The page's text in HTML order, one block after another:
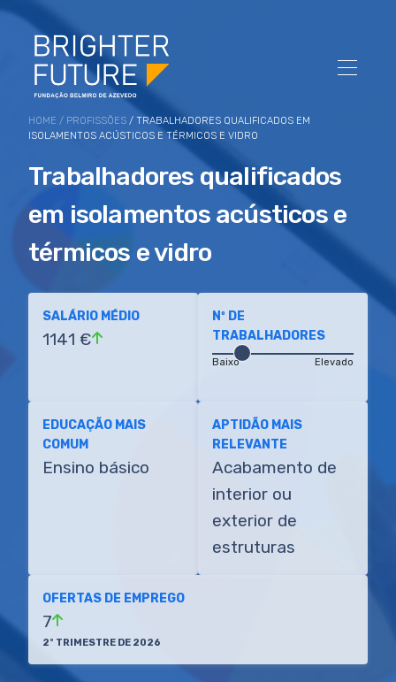
HOME / PROFISSÕES / TRABALHADORES QUALIFICADOS EM
ISOLAMENTOS ACÚSTICOS E TÉRMICOS E VIDRO
Trabalhadores qualificados
em isolamentos acústicos e
térmicos e vidro
SALÁRIO MÉDIO
1141 €
Nº DE
TRABALHADORES
Baixo Elevado
EDUCAÇÃO MAIS
COMUM
Ensino básico
APTIDÃO MAIS
RELEVANTE
Acabamento de
interior ou
exterior de
estruturas
OFERTAS DE EMPREGO
7
2º TRIMESTRE DE 2026